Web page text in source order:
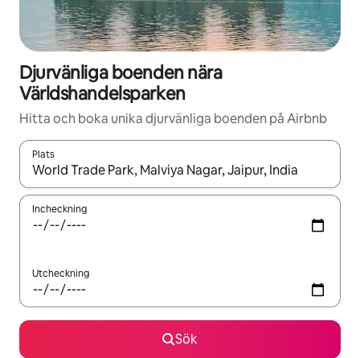
Djurvänliga boenden nära
Världshandelsparken
Hitta och boka unika djurvänliga boenden på Airbnb
Plats
När resultaten är tillgängliga kan du navigera med upp- och
Incheckning
Utcheckning
Sök